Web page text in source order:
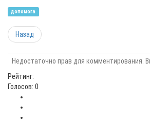
допомога
Назад
Недостаточно прав для комментирования.
Рейтинг:
Голосов: 0